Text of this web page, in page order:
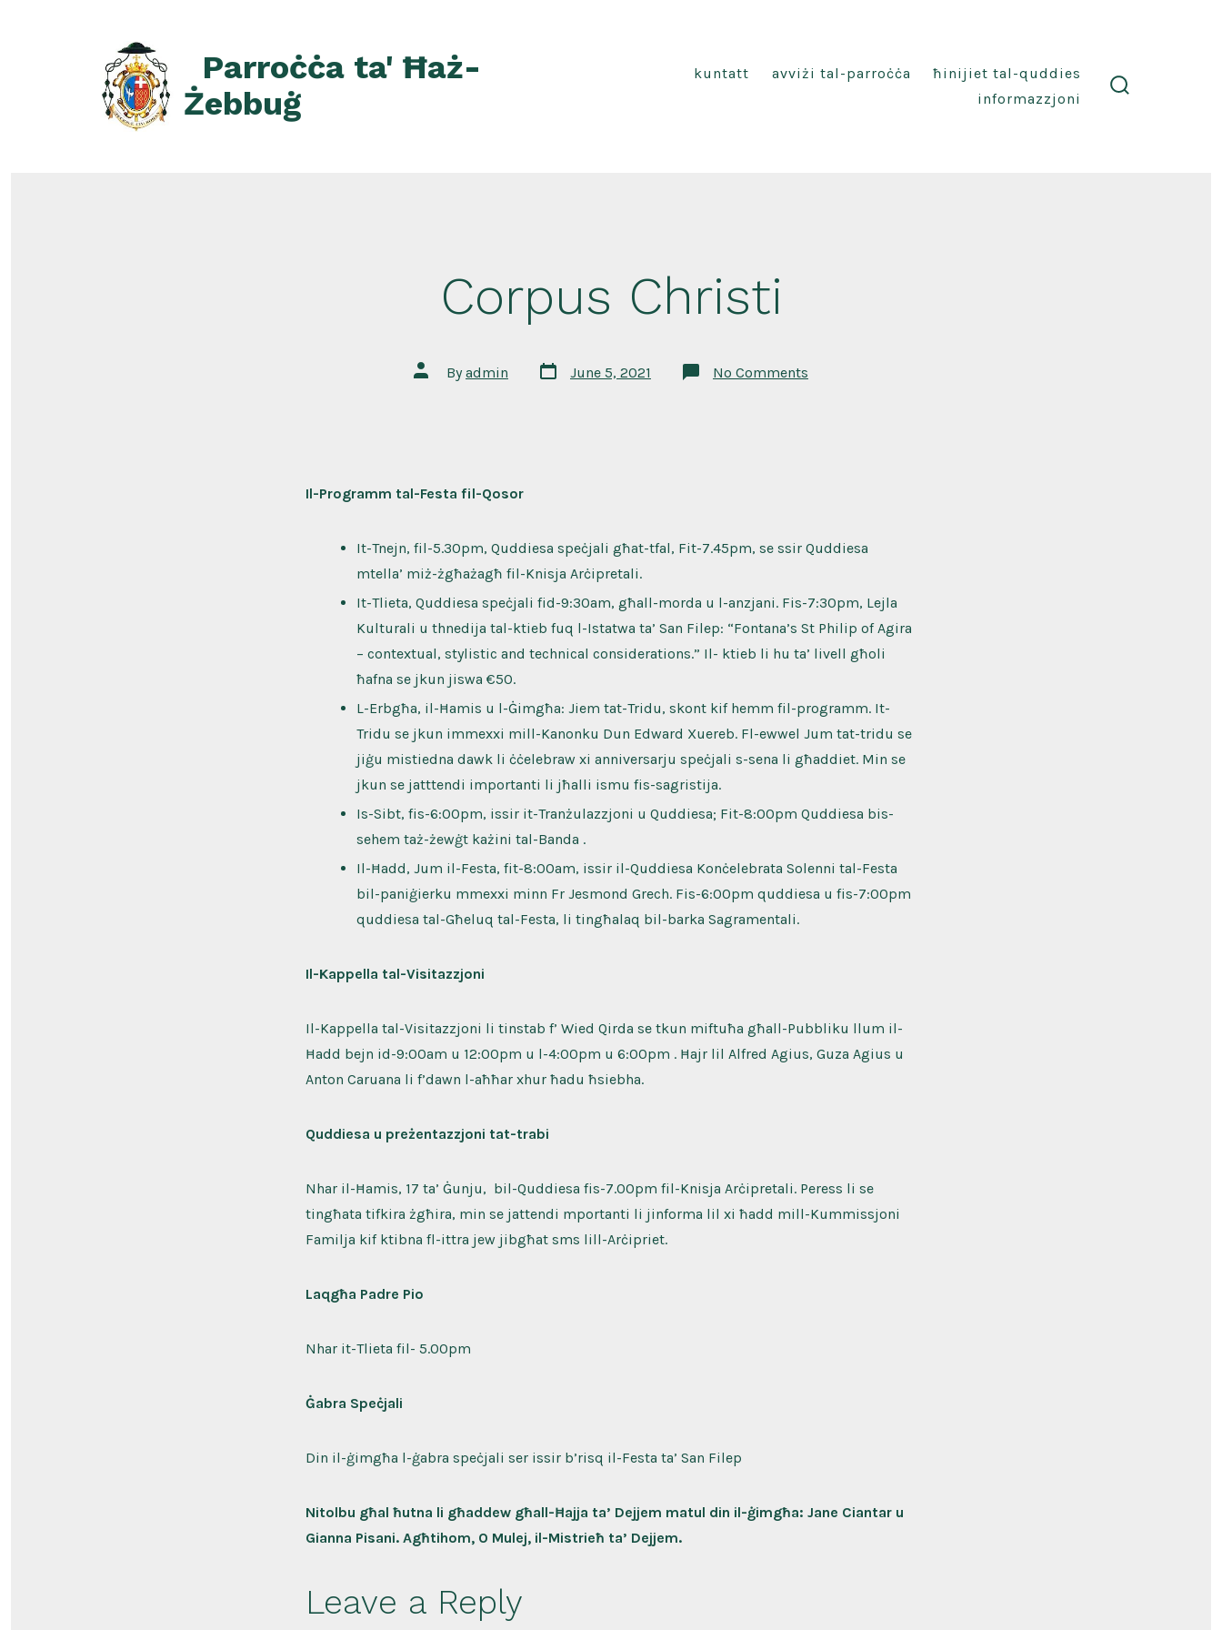
Parroċċa ta' Ħaż-
Żebbuġ
kuntatt avviżi tal-parroċċa
ħinijiet tal-quddies
informazzjoni
Corpus Christi
Post
author
Byadmin
Post
date
June 5, 2021 No Comments
Il-Programm tal-Festa fil-Qosor
It-Tnejn, fil-5.30pm, Quddiesa speċjali għat-tfal, Fit-7.45pm, se ssir Quddiesa
mtella’ miż-żgħażagħ fil-Knisja Arċipretali.
It-Tlieta, Quddiesa speċjali fid-9:30am, għall-morda u l-anzjani. Fis-7:30pm, Lejla
Kulturali u thnedija tal-ktieb fuq l-Istatwa ta’ San Filep: “Fontana’s St Philip of Agira
– contextual, stylistic and technical considerations.” Il- ktieb li hu ta’ livell għoli
ħafna se jkun jiswa €50.
L-Erbgħa, il-Ħamis u l-Ġimgħa: Jiem tat-Tridu, skont kif hemm fil-programm. It-
Tridu se jkun immexxi mill-Kanonku Dun Edward Xuereb. Fl-ewwel Jum tat-tridu se
jiġu mistiedna dawk li ċċelebraw xi anniversarju speċjali s-sena li għaddiet. Min se
jkun se jatttendi importanti li jħalli ismu fis-sagristija.
Is-Sibt, fis-6:00pm, issir it-Tranżulazzjoni u Quddiesa; Fit-8:00pm Quddiesa bis-
sehem taż-żewġt każini tal-Banda .
Il-Ħadd, Jum il-Festa, fit-8:00am, issir il-Quddiesa Konċelebrata Solenni tal-Festa
bil-paniġierku mmexxi minn Fr Jesmond Grech. Fis-6:00pm quddiesa u fis-7:00pm
quddiesa tal-Għeluq tal-Festa, li tingħalaq bil-barka Sagramentali.
Il-Kappella tal-Visitazzjoni
Il-Kappella tal-Visitazzjoni li tinstab f’ Wied Qirda se tkun miftuħa għall-Pubbliku llum il-
Ħadd bejn id-9:00am u 12:00pm u l-4:00pm u 6:00pm . Ħajr lil Alfred Agius, Guza Agius u
Anton Caruana li f’dawn l-aħħar xhur ħadu ħsiebha.
Quddiesa u preżentazzjoni tat-trabi
Nhar il-Ħamis, 17 ta’ Ġunju, bil-Quddiesa fis-7.00pm fil-Knisja Arċipretali. Peress li se
tingħata tifkira żgħira, min se jattendi mportanti li jinforma lil xi ħadd mill-Kummissjoni
Familja kif ktibna fl-ittra jew jibgħat sms lill-Arċipriet.
Laqgħa Padre Pio
Nhar it-Tlieta fil- 5.00pm
Ġabra Speċjali
Din il-ġimgħa l-ġabra speċjali ser issir b’risq il-Festa ta’ San Filep
Nitolbu għal ħutna li għaddew għall-Ħajja ta’ Dejjem matul din il-ġimgħa: Jane Ciantar u
Gianna Pisani. Agħtihom, O Mulej, il-Mistrieħ ta’ Dejjem.
Leave a Reply